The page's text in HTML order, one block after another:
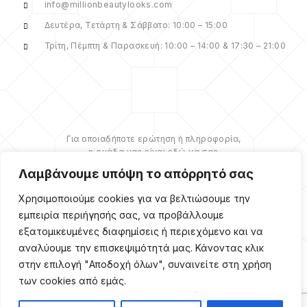
Λαμβάνουμε υπόψη το απόρρητό σας
Χρησιμοποιούμε cookies για να βελτιώσουμε την
εμπειρία περιήγησής σας, να προβάλλουμε
εξατομικευμένες διαφημίσεις ή περιεχόμενο και να
αναλύουμε την επισκεψιμότητά μας. Κάνοντας κλικ
στην επιλογή "Αποδοχή όλων", συναινείτε στη χρήση
των cookies από εμάς.
info@millionbeautylooks.com
Δευτέρα, Τετάρτη & Σάββατο: 10:00 – 15:00
Τρίτη, Πέμπτη & Παρασκευή: 10:00 – 14:00 & 17:30 – 21:00
Για οποιαδήποτε ερώτηση ή πληροφορία,
η ομάδα μας είναι εδώ να σας
βοηθήσουμε.
ΠΕΡΙΣΣΌΤΕΡΑ
Copyright ©2026Million
Reserved. Κατασκευή